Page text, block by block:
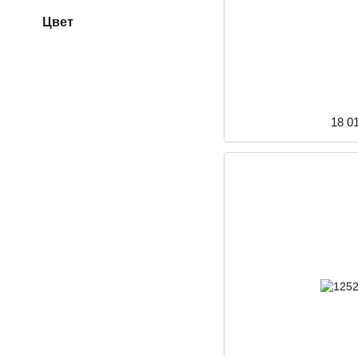
18
Цвет